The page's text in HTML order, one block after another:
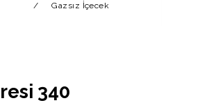
/
Gazsız İçecek
340